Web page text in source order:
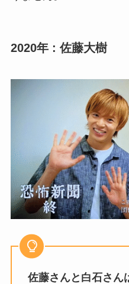
2020年 : 佐藤大樹
佐藤さんと白石さん